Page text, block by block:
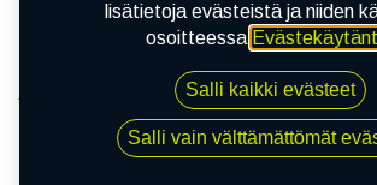
100/90-17 55S DUNLOP
100/90-17 55S
lisätietoja evästeistä ja niiden
osoitteessa
Salli kaikki evästeet
Salli vain välttämättömät